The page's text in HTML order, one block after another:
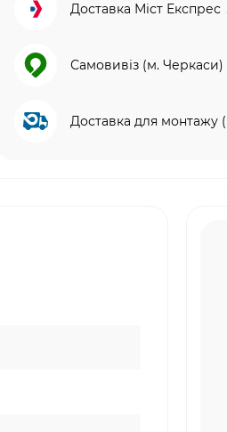
Доставка Міст Експрес
Самовивіз (м. Черкаси)
Доставка для монтажу